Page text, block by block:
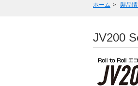
ホーム 製品
JV200